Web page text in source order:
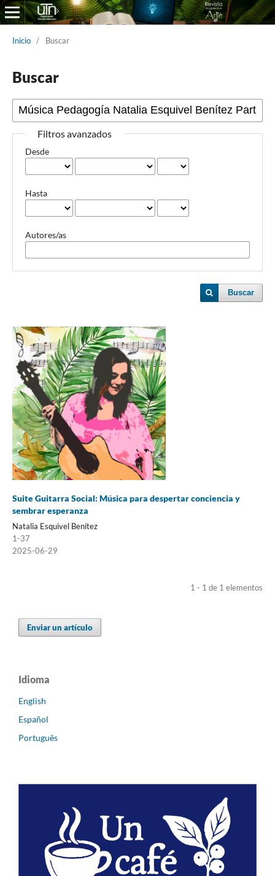
Inicio / Buscar
Buscar
Filtros avanzados
Desde
Hasta
Autores/as
Buscar
Suite Guitarra Social: Música para despertar conciencia y
sembrar esperanza
Natalia Esquivel Benítez
1-37
2025-06-29
1 - 1 de 1 elementos
Enviar un artículo
Idioma
English
Español
Português